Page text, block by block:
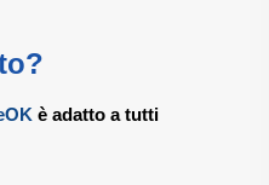
è adatto a tutti